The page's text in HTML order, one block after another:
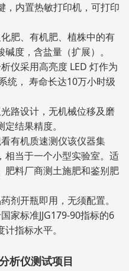
，内置热敏打印机，可打印
肥、有机肥、植株中的有
度，含盐量（扩展）。
仪采用高亮度 LED 灯作为
统， 寿命长达10万小时级
路设计，无机械位移及磨
结果精度。
有机质速测仪该仪器集
相当于一个小型实验室。适
肥料厂商测土施肥和鉴别肥
剂开瓶即用，无须配置。
家标准JJG179-90指标的6
指标水平。
析仪测试项目